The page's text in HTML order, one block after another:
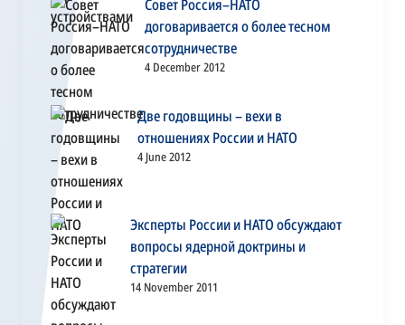
Совет Россия–НАТО
договаривается о более тесном
сотрудничестве
4 December 2012
Две годовщины – вехи в
отношениях России и НАТО
4 June 2012
Эксперты России и НАТО обсуждают
вопросы ядерной доктрины и
стратегии
14 November 2011